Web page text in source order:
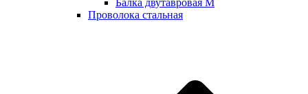
Балка двутавровая М
Проволока стальная